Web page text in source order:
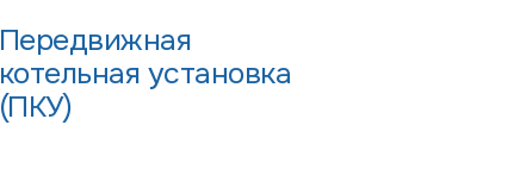
Передвижная
котельная установка
(ПКУ)